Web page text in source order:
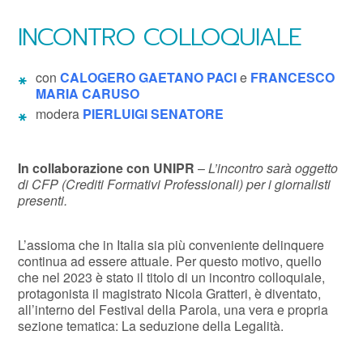
INCONTRO COLLOQUIALE
conCALOGERO GAETANO PACIe FRANCESCO
MARIA CARUSO
modera PIERLUIGI SENATORE
In collaborazione con UNIPR –L’incontro sarà oggetto
di CFP (Crediti Formativi Professionali) per i giornalisti
presenti.
L’assioma che in Italia sia più conveniente delinquere
continua ad essere attuale. Per questo motivo, quello
che nel 2023 è stato il titolo di un incontro colloquiale,
protagonista il magistrato Nicola Gratteri, è diventato,
all’interno del Festival della Parola, una vera e propria
sezione tematica: La seduzione della Legalità.